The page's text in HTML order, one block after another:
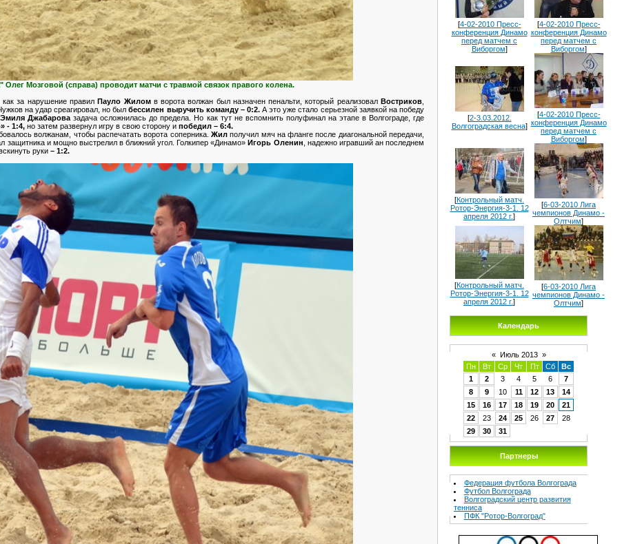
Олег Мозговой (справа) проводит матчи с травмой связок правого колена.
как за нарушение правилПауло Жиломв ворота волжан был назначен пенальти, который реализовалВостриков
на удар среагировал, но былбессилен выручить команду – 0:2.А это уже стало серьезной заявкой на победу
Эмиля Джабарова задача осложнилась до предела. Но как тут не вспомнить полуфинал на этапе в Волгограде, где
- 1:4, но затем развернул игру в свою сторону и победил – 6:4.
волжанам, чтобы распечатать ворота соперника. Жилполучил мяч на фланге после диагональной передачи,
защитника и мощно выстрелил в ближний угол. Голкипер «Динамо»Игорь Оленин , надежно игравший ан последнем
руки – 1:2.
[4-02-2010 Пресс-
конференция Динамо
перед матчем с
Виборгом]
[4-02-2010 Пресс-
конференция Динамо
перед матчем с
Виборгом]
[2-3.03.2012.
Волгоградская весна]
[4-02-2010 Пресс-
конференция Динамо
перед матчем с
Виборгом]
[Контрольный матч.
Ротор-Энергия-3-1. 12
апреля 2012 г.]
[6-03-2010 Лига
чемпионов Динамо -
Олтчим]
[Контрольный матч.
Ротор-Энергия-3-1. 12
апреля 2012 г.]
[6-03-2010 Лига
чемпионов Динамо -
Олтчим]
Календарь
« Июль 2013 »
Пн
Вт Ср Чт Пт Сб
Вс
1
2 3 4 5 6
7
8
9 10 11 12 13
14
15
16 17 18 19 20
21
22
23 24 25 26 27
28
29
30 31
Партнеры
Федерация футбола Волгограда
Футбол Волгограда
Волгоградcкий центр развития
тенниса
ПФК "Ротор-Волгоград"